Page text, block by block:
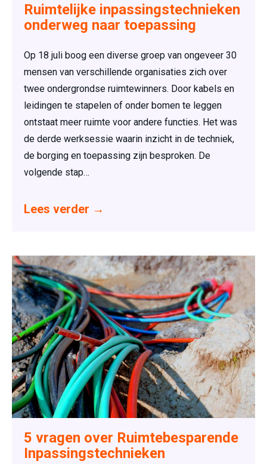
Ruimtelijke inpassingstechnieken
onderweg naar toepassing
Op 18 juli boog een diverse groep van ongeveer 30
mensen van verschillende organisaties zich over
twee ondergrondse ruimtewinners. Door kabels en
leidingen te stapelen of onder bomen te leggen
ontstaat meer ruimte voor andere functies. Het was
de derde werksessie waarin inzicht in de techniek,
de borging en toepassing zijn besproken. De
volgende stap…
Lees verder →
5 vragen over Ruimtebesparende
Inpassingstechnieken